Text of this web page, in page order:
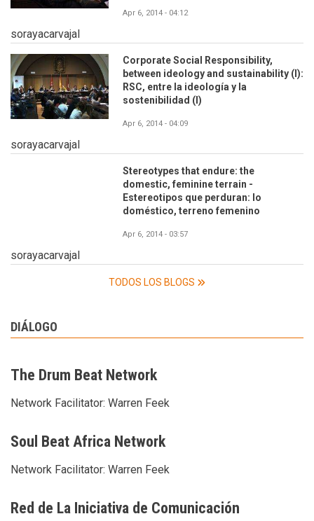
Apr 6, 2014 - 04:12
sorayacarvajal
Corporate Social Responsibility,
between ideology and sustainability (I):
RSC, entre la ideología y la
sostenibilidad (I)
Apr 6, 2014 - 04:09
sorayacarvajal
Stereotypes that endure: the
domestic, feminine terrain -
Estereotipos que perduran: lo
doméstico, terreno femenino
Apr 6, 2014 - 03:57
sorayacarvajal
TODOS LOS BLOGS
DIÁLOGO
The Drum Beat Network
Network Facilitator: Warren Feek
Soul Beat Africa Network
Network Facilitator: Warren Feek
Red de La Iniciativa de Comunicación